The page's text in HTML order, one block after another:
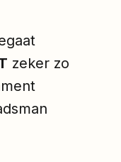
zeker zo